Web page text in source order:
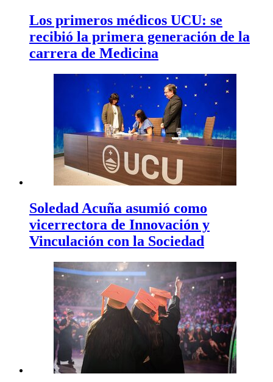
Los primeros médicos UCU: se
recibió la primera generación de la
carrera de Medicina
Soledad Acuña asumió como
vicerrectora de Innovación y
Vinculación con la Sociedad